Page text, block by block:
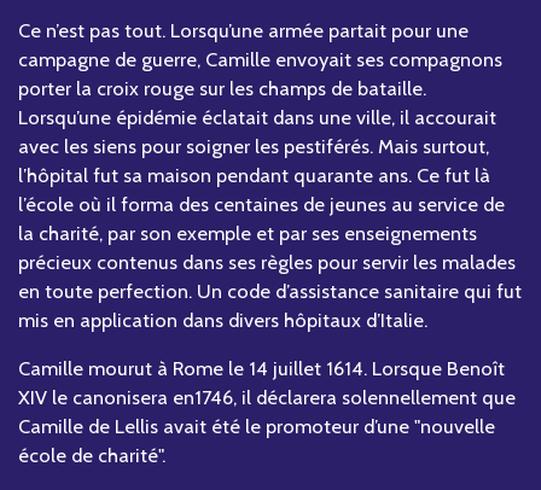
Ce n’est pas tout. Lorsqu’une armée partait pour une
campagne de guerre, Camille envoyait ses compagnons
porter la croix rouge sur les champs de bataille.
Lorsqu’une épidémie éclatait dans une ville, il accourait
avec les siens pour soigner les pestiférés. Mais surtout,
l’hôpital fut sa maison pendant quarante ans. Ce fut là
l’école où il forma des centaines de jeunes au service de
la charité, par son exemple et par ses enseignements
précieux contenus dans ses règles pour servir les malades
en toute perfection. Un code d’assistance sanitaire qui fut
mis en application dans divers hôpitaux d’Italie.
Camille mourut à Rome le 14 juillet 1614. Lorsque Benoît
XIV le canonisera en1746, il déclarera solennellement que
Camille de Lellis avait été le promoteur d’une "nouvelle
école de charité".